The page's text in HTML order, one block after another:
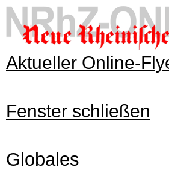
Aktueller Online-
Fenster schließen
Globales